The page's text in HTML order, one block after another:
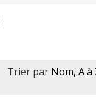
Trier par Nom, A à